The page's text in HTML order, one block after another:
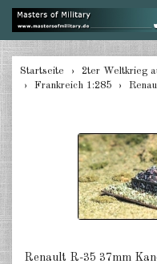
zurück
Deutschland Halbketten
Deutschland Flak 1:285
Startseite
2ter Weltkrieg
Frankreich 1:285
Renault R-35 37mm